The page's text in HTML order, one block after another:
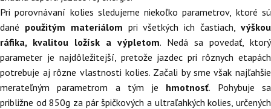
Pri porovnávaní kolies sledujeme niekoľko parametrov, ktoré sú
dané použitým materiálom pri všetkých ich častiach,výškou
ráfika, kvalitou ložísk a výpletom. Nedá sa povedať, ktorý
parameter je najdôležitejší, pretože jazdec pri rôznych etapách
potrebuje aj rôzne vlastnosti kolies. Začali by sme však najľahšie
merateľným parametrom a tým je hmotnosť. Pohybuje sa
približne od 850g za pár špičkových a ultraľahkých kolies, určených